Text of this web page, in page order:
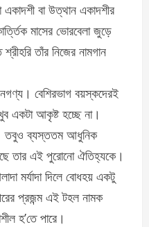
বা উত্থান একাদশীর
মাসের ভোরবেলা জুড়ে
তাঁর নিজের নামগান
নগণ্য। বেশিরভাগ বয়স্কদেরই
একটা আকৃষ্ট হচ্ছে না।
তবুও ব্যস্ততম আধুনিক
তার এই পুরোনো ঐতিহ্যকে।
মর্যাদা দিলে বোধহয় একটু
প্রজন্ম এই টহল নামক
হ’তে পারে।